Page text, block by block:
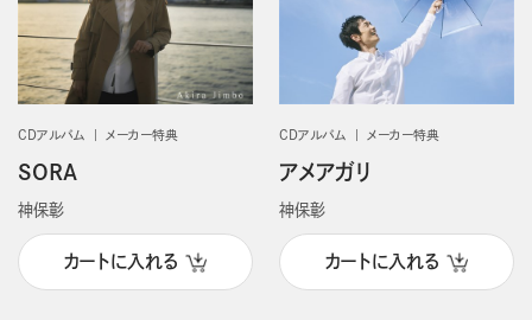
CDアルバム メーカー特典
SORA
神保彰
カートに入れる
CDアルバム メーカー特典
アメアガリ
神保彰
カートに入れる